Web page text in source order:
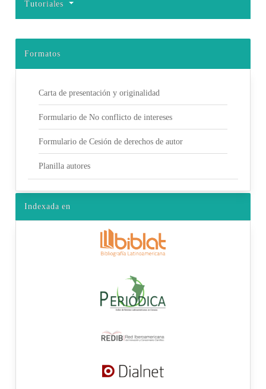
Tutoriales
Formatos
Carta de presentación y originalidad
Formulario de No conflicto de intereses
Formulario de Cesión de derechos de autor
Planilla autores
Indexada en